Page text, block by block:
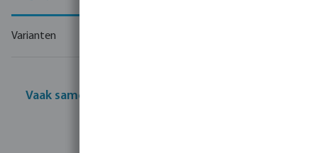
Varianten
Vaak samen gekocht